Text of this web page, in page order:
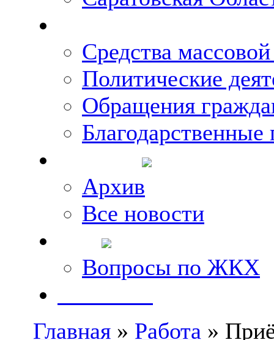
Средства
Политические
Обращения
Благодарственные
Архив
Все новости
Вопросы по ЖКХ
Главная » Работа »